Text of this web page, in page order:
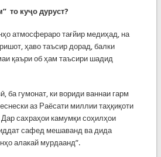
то куҷо дуруст?
атмосфераро тағйир медиҳад, на
ҳаво таъсир дорад, балки
қаъри об ҳам таъсири шадид
ба гумонат, ки вориди ваннаи гарм
аз Раёсати миллии таҳқиқоти
сахраҳои камумқи соҳилҳои
сафед мешаванд ва дида
алакай мурдаанд”.